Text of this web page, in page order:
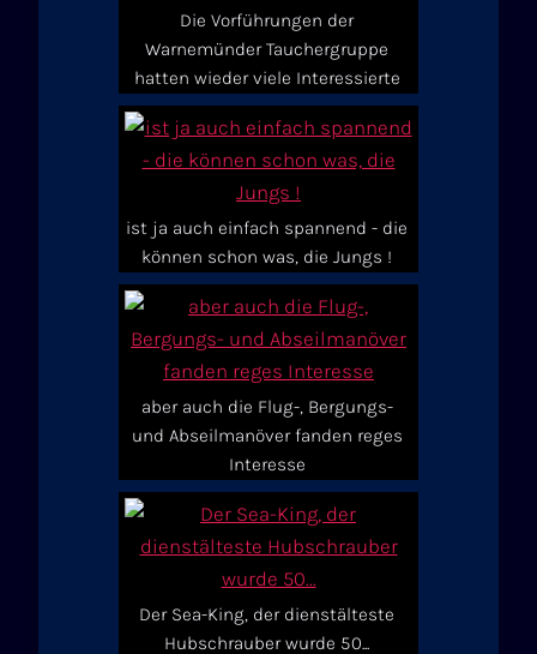
Die Vorführungen der
Warnemünder Tauchergruppe
hatten wieder viele Interessierte
ist ja auch einfach spannend - die
können schon was, die Jungs !
aber auch die Flug-, Bergungs-
und Abseilmanöver fanden reges
Interesse
Der Sea-King, der dienstälteste
Hubschrauber wurde 50...